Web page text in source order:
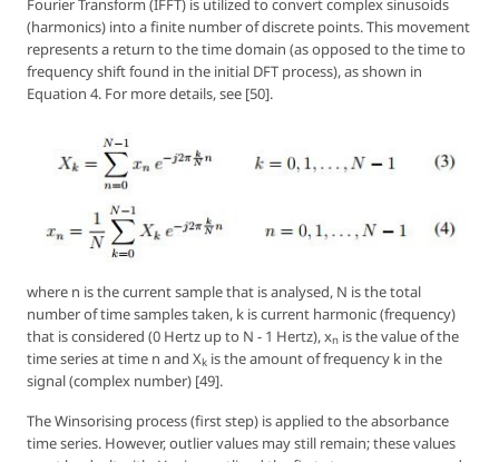
Fourier Transform (IFFT) is utilized to convert complex sinusoids
(harmonics) into a finite number of discrete points. This movement
represents a return to the time domain (as opposed to the time to
frequency shift found in the initial DFT process), as shown in
Equation 4. For more details, see [50].
where n is the current sample that is analysed, N is the total
number of time samples taken, k is current harmonic (frequency)
that is considered (0 Hertz up to N - 1 Hertz),xn is the value of the
time series at time n and Xk is the amount of frequency k in the
signal (complex number) [49].
The Winsorising process (first step) is applied to the absorbance
time series. However, outlier values may still remain; these values